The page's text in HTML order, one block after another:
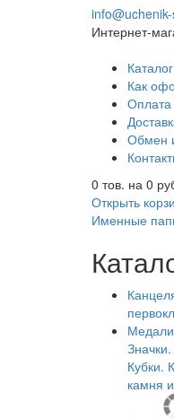
Интернет-
Каталог
Как
Оплата
Обмен
0 тов. на 0
Открыть
Именные
Значки.
Кубки.
камня